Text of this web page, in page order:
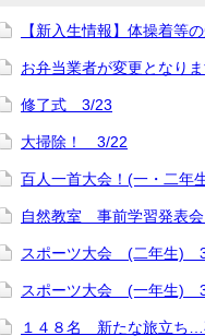
【新入生情報】体操着等
お弁当業者が変更となり
修了式 3/23
大掃除！ 3/22
百人一首大会！(一・二
自然教室 事前学習発表
スポーツ大会 (二年生)
スポーツ大会 (一年生)
１４８名 新たな旅立ち